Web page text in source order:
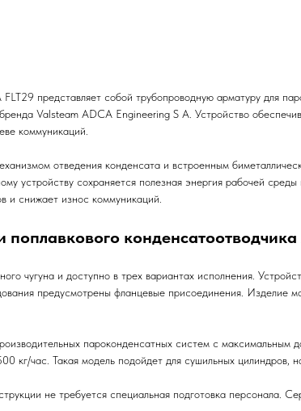
представляет собой трубопроводную арматуру для
Valsteam ADCA Engineering S A. Устройство
коммуникаций.
отведения конденсата и встроенным
устройству сохраняется полезная энергия рабочей
и снижает износ коммуникаций.
поплавкового конденсатоотводчика
чугуна и доступно в трех вариантах исполнения.
предусмотрены фланцевые присоединения. Изделие
пароконденсатных систем с
кг/час. Такая модель подойдет для сушильных цилиндров,
не требуется специальная подготовка персонала.